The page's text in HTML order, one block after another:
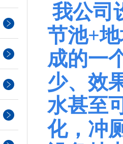
我公司
节池+
成的一
少、效
水甚至
化，冲